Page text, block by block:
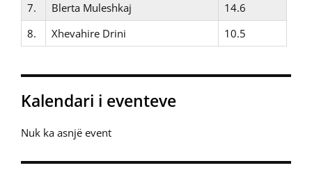
7.
Blerta Muleshkaj
14.6
8.
Xhevahire Drini 10.5
Kalendari i eventeve
Nuk ka asnjë event